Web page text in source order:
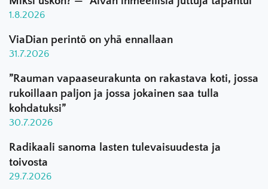
1.8.2026
ViaDian perintö on yhä ennallaan
31.7.2026
”Rauman vapaaseurakunta on rakastava koti, jossa
rukoillaan paljon ja jossa jokainen saa tulla
kohdatuksi”
30.7.2026
Radikaali sanoma lasten tulevaisuudesta ja
toivosta
29.7.2026